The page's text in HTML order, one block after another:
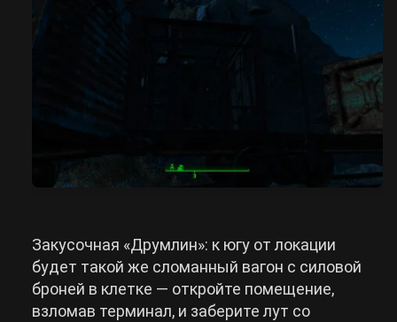
Закусочная «Друмлин»: к югу от локации
будет такой же сломанный вагон с силовой
броней в клетке — откройте помещение,
взломав терминал, и заберите лут со